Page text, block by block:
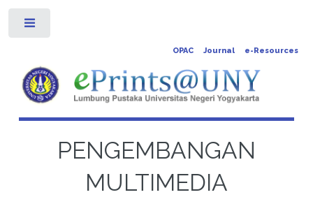
OPAC Journal e-Resources
PENGEMBANGAN
MULTIMEDIA